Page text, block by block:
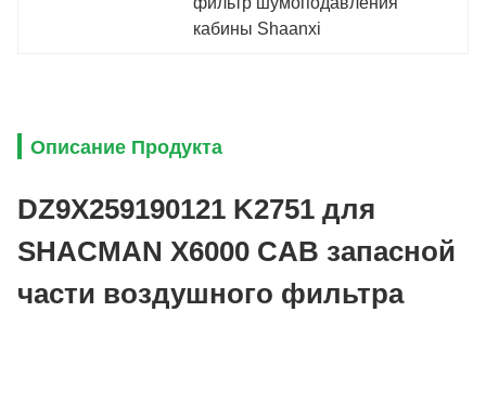
кабины Shaanxi
Описание Продукта
DZ9X259190121 K2751 для
SHACMAN X6000 CAB запасной
части воздушного фильтра